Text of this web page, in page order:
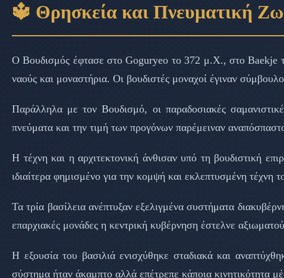
🔱 Θρησκεία και Πνευματική
Ο Βουδισμός έφτασε στο Goguryeo το 372 μ.Χ., στο Baekje
ναούς και μοναστήρια. Οι βουδιστές μοναχοί έγιναν
Παράλληλα με τον Βουδισμό, οι παραδοσιακές
πνεύματα και την τιμή των προγόνων παρέμειναν
Η τέχνη και η αρχιτεκτονική άνθισαν υπό τη βουδιστική
ιδιαίτερα φημισμένο για την κομψή και εκλεπτυσμένη τέχνη
Τα τρία βασίλεια ανέπτυξαν εξελιγμένα συστήματα
επαρχιακές μονάδες η κεντρική κυβέρνηση έστελνε
Η εξουσία του βασιλιά ενισχύθηκε σταδιακά και
σύστημα ήταν άκαμπτο αλλά επέτρεπε κάποια κινητικότητα